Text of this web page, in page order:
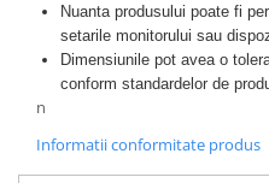
Nuanta produsului poate fi
setarile monitorului sau
Dimensiunile pot avea o
conform standardelor de
n
Informatii conformitate produs